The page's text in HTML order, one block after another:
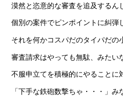
漠然と恣意的な審査を追及するん
個別の案件でピンポイントに糾弾
それを何かコスパだのタイパだの
審査請求はやっても無駄、みたい
不服申立てを積極的にやることに
「下手な鉄砲数撃ちゃ・・・」み